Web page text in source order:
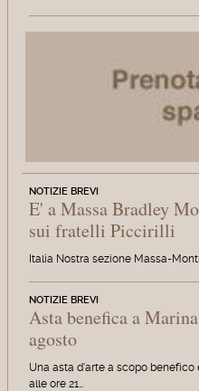
NOTIZIE BREVI
E' a Massa Bradley
sui fratelli Piccirilli
Italia Nostra sezione Massa-
NOTIZIE BREVI
Asta benefica a
agosto
Una asta d'arte a scopo
alle ore 21…